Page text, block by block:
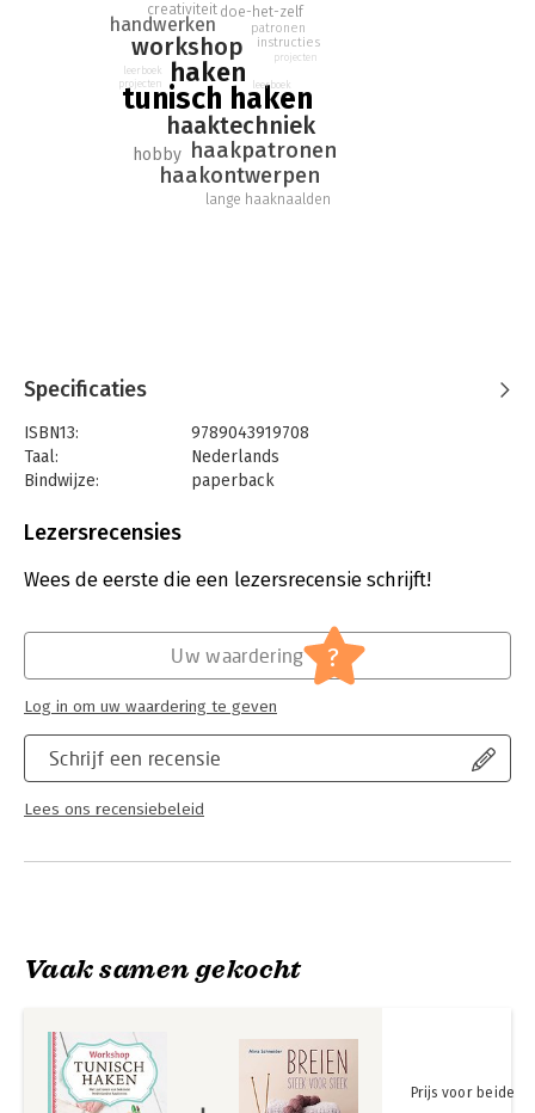
tunisch haken
haken
haaktechniek
workshop
haakpatronen
haakontwerpen
handwerken
hobby
creativiteit doe-het-zelf
lange haaknaalden
patronen
instructies
projecten leerboek
projecten
leerboek
Specificaties
ISBN13:
9789043919708
Taal:
Nederlands
Bindwijze:
paperback
Uitgever:
Verschijningsdatum:
15-11-2017
Sport, hobby, lifestyle
Lezersrecensies
Wees de eerste die een lezersrecensie schrijft!
Schrijf een recensie
Lees ons recensiebeleid
Uw waardering ?
Log in om uw waardering te geven
Vaak samen gekocht
Prijs voor beide